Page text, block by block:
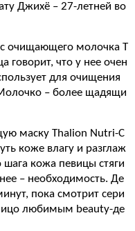
Джихё – 27-летней во
с очищающего молочка T
говорит, что у нее очен
для очищения
– более щадящи
маску Thalion Nutri-C
коже влагу и разглаж
шага кожа певицы стяги
– необходимость. Де
пока смотрит сери
любимым beauty-де